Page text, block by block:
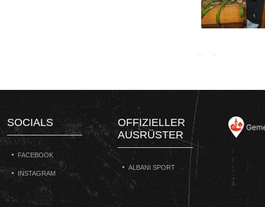
SOCIALS
FACEBOOK
INSTAGRAM
OFFIZIELLER
AUSRÜSTER
ALBANI SPORT